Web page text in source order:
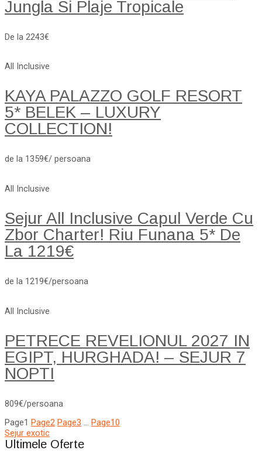
Jungla Si Plaje Tropicale
De la 2243€
All Inclusive
KAYA PALAZZO GOLF RESORT
5* BELEK – LUXURY
COLLECTION!
de la 1359€/ persoana
All Inclusive
Sejur All Inclusive Capul Verde Cu
Zbor Charter! Riu Funana 5* De
La 1219€
de la 1219€/persoana
All Inclusive
PETRECE REVELIONUL 2027 IN
EGIPT, HURGHADA! – SEJUR 7
NOPTI
809€/persoana
Page1 Page2 Page3 … Page10
Sejur exotic
Ultimele Oferte